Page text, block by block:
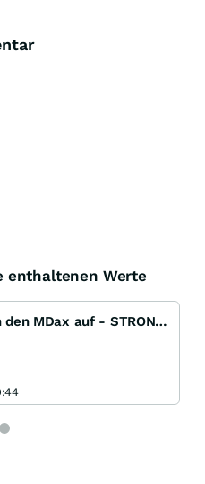
enthaltenen Werte
Patrizia Immobilien rückt in den MDax auf - STRONG BUY